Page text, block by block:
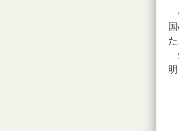
た